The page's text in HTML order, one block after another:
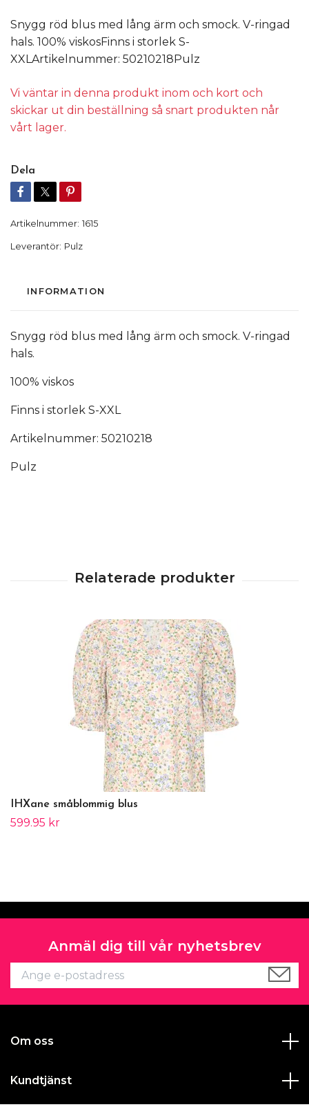
Snygg röd blus med lång ärm och smock. V-ringad
hals. 100% viskosFinns i storlek S-
XXLArtikelnummer: 50210218Pulz
Vi väntar in denna produkt inom och kort och
skickar ut din beställning så snart produkten når
vårt lager.
Dela
Artikelnummer: 1615
Leverantör: Pulz
INFORMATION
Snygg röd blus med lång ärm och smock. V-ringad
hals.
100% viskos
Finns i storlek S-XXL
Artikelnummer: 50210218
Pulz
IHXane småblommig blus
599.95 kr
Anmäl dig till vår nyhetsbrev
Om oss
Kundtjänst